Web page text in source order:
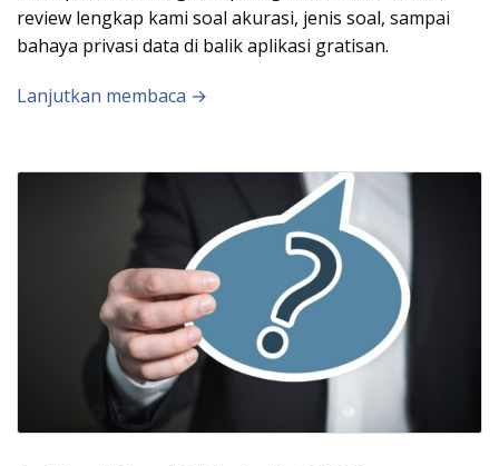
review lengkap kami soal akurasi, jenis soal, sampai
bahaya privasi data di balik aplikasi gratisan.
Lanjutkan membaca →